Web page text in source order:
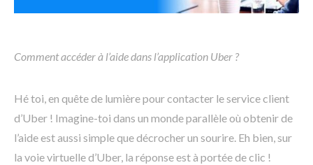
Comment accéder à l’aide dans l’application Uber ?
Hé toi, en quête de lumière pour contacter le service client
d’Uber ! Imagine-toi dans un monde parallèle où obtenir de
l’aide est aussi simple que décrocher un sourire. Eh bien, sur
la voie virtuelle d’Uber, la réponse est à portée de clic !